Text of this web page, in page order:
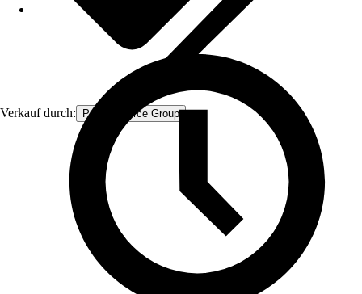
Verkauf durch: Procommerce Group